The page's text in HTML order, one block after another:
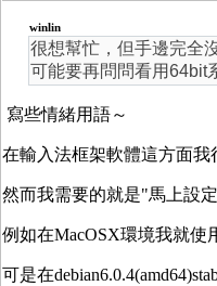
winlin
很想幫忙，但手邊完全
可能要再問問看用64bit
寫些情緒用語～
在輸入法框架軟體這方面我
然而我需要的就是"馬上設
例如在MacOSX環境我就使
可是在